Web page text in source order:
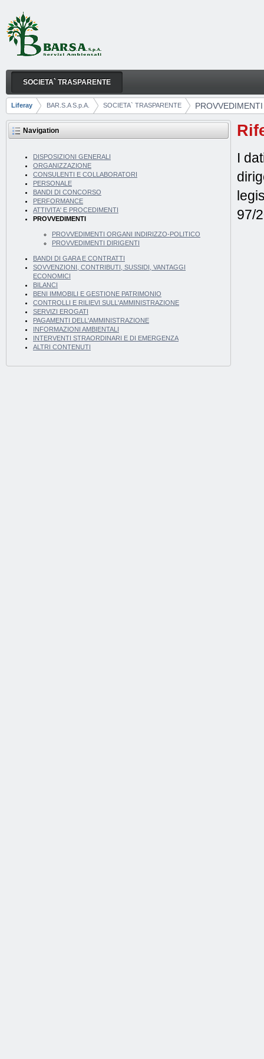
Skip to Content
PROVVEDIMENTI
Navigation
SOCIETA` TRASPARENTE
Breadcrumbs
Liferay BAR.S.A S.p.A. SOCIETA` TRASPARENTE PROVVEDIMENTI
Navigation
DISPOSIZIONI GENERALI
ORGANIZZAZIONE
CONSULENTI E COLLABORATORI
PERSONALE
BANDI DI CONCORSO
PERFORMANCE
ATTIVITA' E PROCEDIMENTI
PROVVEDIMENTI
PROVVEDIMENTI ORGANI INDIRIZZO-POLITICO
PROVVEDIMENTI DIRIGENTI
BANDI DI GARA E CONTRATTI
SOVVENZIONI, CONTRIBUTI, SUSSIDI, VANTAGGI
ECONOMICI
BILANCI
BENI IMMOBILI E GESTIONE PATRIMONIO
CONTROLLI E RILIEVI SULL'AMMINISTRAZIONE
SERVIZI EROGATI
PAGAMENTI DELL'AMMINISTRAZIONE
INFORMAZIONI AMBIENTALI
INTERVENTI STRAORDINARI E DI EMERGENZA
ALTRI CONTENUTI
I
97/